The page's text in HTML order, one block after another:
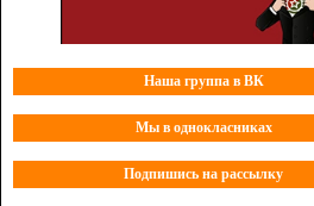
Наша группа в ВК
Мы в однокласниках
Подпишись на рассылку